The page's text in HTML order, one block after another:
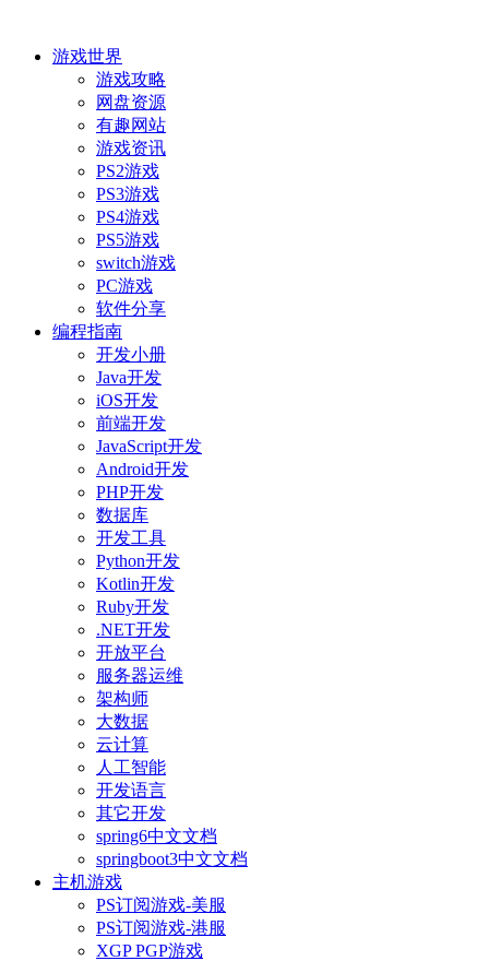
游戏世界
游戏攻略
网盘资源
有趣网站
游戏资讯
PS2游戏
PS3游戏
PS4游戏
PS5游戏
switch游戏
PC游戏
软件分享
编程指南
开发小册
Java开发
iOS开发
前端开发
JavaScript开发
Android开发
PHP开发
数据库
开发工具
Python开发
Kotlin开发
Ruby开发
.NET开发
开放平台
服务器运维
架构师
大数据
云计算
人工智能
开发语言
其它开发
spring6中文文档
springboot3中文文档
主机游戏
PS订阅游戏-美服
PS订阅游戏-港服
XGP PGP游戏